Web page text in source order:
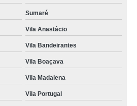
Sumaré
Vila Anastácio
Vila Bandeirantes
Vila Boaçava
Vila Madalena
Vila Portugal